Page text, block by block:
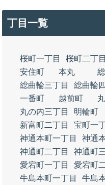
丁目一覧
桜町一丁目 桜町二丁目
安住町
本丸
総曲輪三丁目
総曲輪
一番町
越前町
丸の内三丁目
明輪町
新富町二丁目
宝町一
神通本町一丁目
神通
神通町二丁目
神通町
愛宕町一丁目
愛宕町
牛島本町一丁目
牛島